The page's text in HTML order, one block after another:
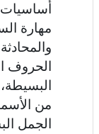
أساسيات
مهارة
الحروف
من
الجمل